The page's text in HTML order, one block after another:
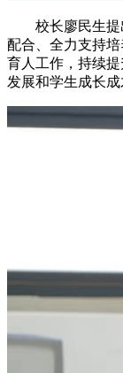
校长廖民生提
配合、全力支持
育人工作，持续
发展和学生成长成